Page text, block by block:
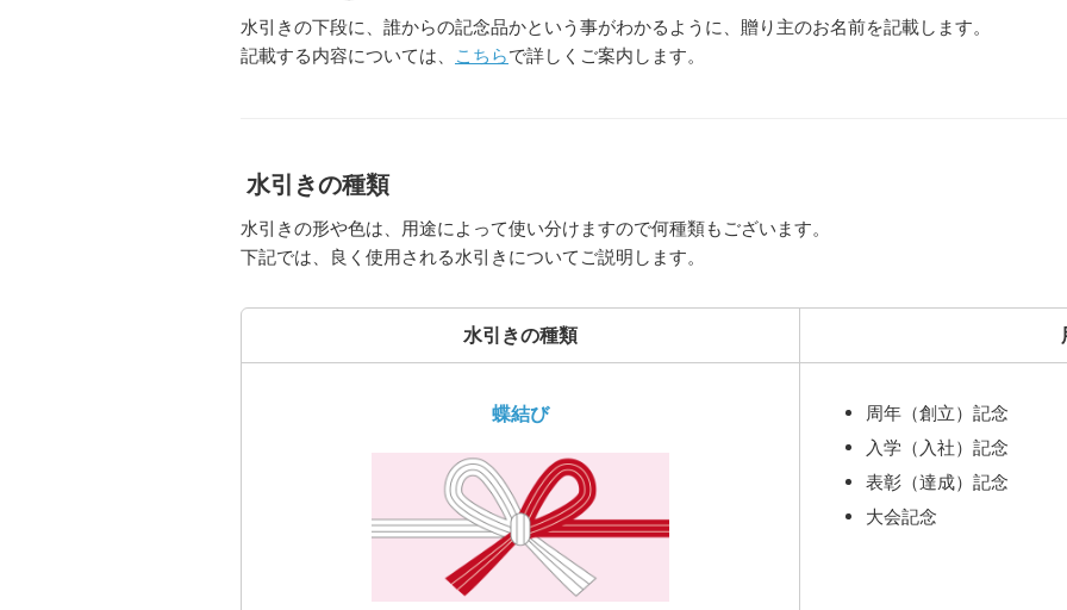
水引きの下段に、誰からの記念品かという事がわかるように、贈り主のお名前を記載します。
記載する内容については、
こちらで詳しくご案内します。
水引きの種類
水引きの形や色は、用途によって使い分けますので何種類もございます。
下記では、良く使用される水引きについてご説明します。
水引きの種類
蝶結び
周年（創立）記念
入学（入社）記念
表彰（達成）記念
大会記念